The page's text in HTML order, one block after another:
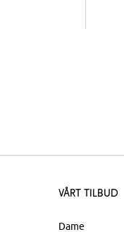
Vårt tilbud
Dame